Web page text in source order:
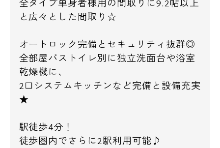
全タイプ単身者様用の間取りに9.2帖以上
と広々とした間取り☆
オートロック完備とセキュリティ抜群◎
全部屋バストイレ別に独立洗面台や浴室
乾燥機に、
2口システムキッチンなど完備と設備充実
★
駅徒歩4分！
徒歩圏内でさらに2駅利用可能♪